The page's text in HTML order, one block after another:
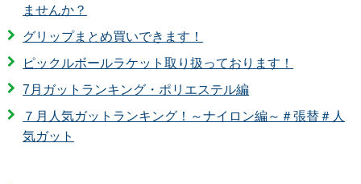
ませんか？
グリップまとめ買いできます！
ピックルボールラケット取り扱っております！
7月ガットランキング・ポリエステル編
７月人気ガットランキング！～ナイロン編～＃張替＃人
気ガット